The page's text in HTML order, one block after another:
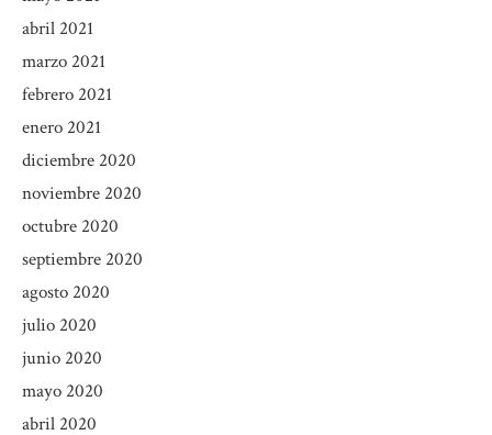
abril 2021
marzo 2021
febrero 2021
enero 2021
diciembre 2020
noviembre 2020
octubre 2020
septiembre 2020
agosto 2020
julio 2020
junio 2020
mayo 2020
abril 2020